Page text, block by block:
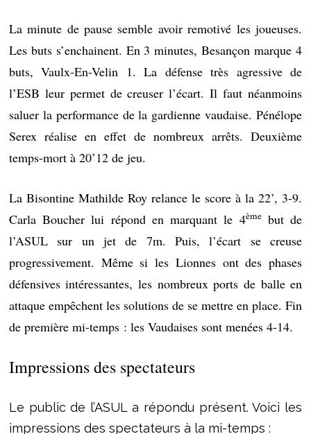
La minute de pause semble avoir remotivé les joueuses.
Les buts s’enchainent. En 3 minutes, Besançon marque 4
buts, Vaulx-En-Velin 1. La défense très agressive de
l’ESB leur permet de creuser l’écart. Il faut néanmoins
saluer la performance de la gardienne vaudaise. Pénélope
Serex réalise en effet de nombreux arrêts. Deuxième
temps-mort à 20’12 de jeu.
La Bisontine Mathilde Roy relance le score à la 22’, 3-9.
Carla Boucher lui répond en marquant le 4èmebut de
l’ASUL sur un jet de 7m. Puis, l’écart se creuse
progressivement. Même si les Lionnes ont des phases
défensives intéressantes, les nombreux ports de balle en
attaque empêchent les solutions de se mettre en place. Fin
de première mi-temps : les Vaudaises sont menées 4-14.
Impressions des spectateurs
Le public de l’ASUL a répondu présent. Voici les
impressions des spectateurs à la mi-temps :